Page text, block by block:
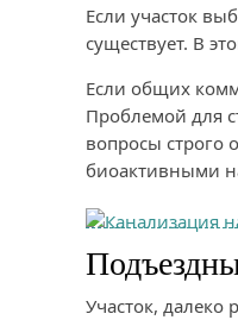
Если участок
существует. В
Если общих
Проблемой для
вопросы строго
биоактивными
Участок, далеко